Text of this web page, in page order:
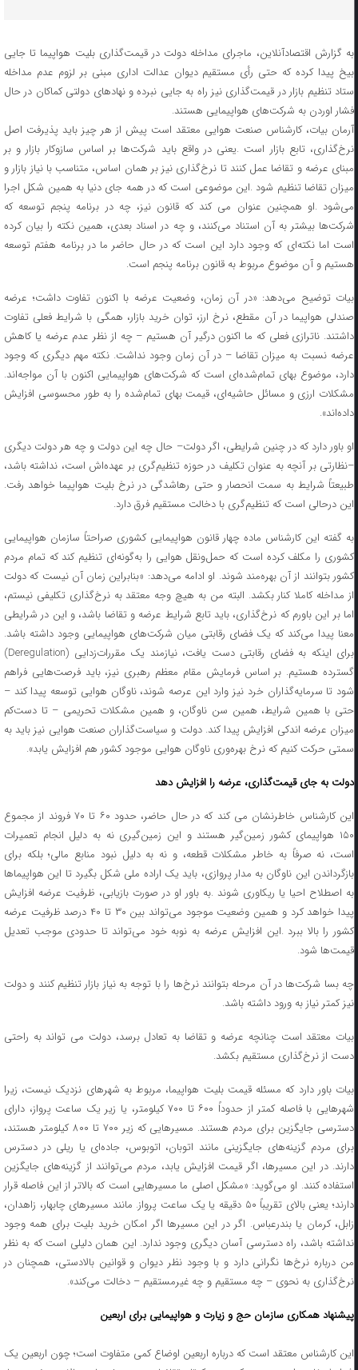
به گزارش اقتصادآنلاین، ماجرای مداخله دولت در قیمتگذاری بلیت هواپیما تا جایی
بیخ پیدا کرده که حتی رأی مستقیم دیوان عدالت اداری مبنی بر لزوم عدم مداخله
ستاد تنظیم بازار در قیمتگذاری نیز راه به جایی نبرده و نهادهای دولتی کماکان در حال
فشار اوردن به شرکتهای هواپیمایی هستند.
آرمان بیات، کارشناس صنعت هوایی معتقد است پیش از هر چیز باید پذیرفت اصل
نرخگذاری، تابع بازار است. یعنی در واقع باید شرکتها بر اساس سازوکار بازار و بر
مبنای عرضه و تقاضا عمل کنند تا نرخگذاری نیز بر همان اساس، متناسب با نیاز بازار و
میزان تقاضا تنظیم شود. این موضوعی است که در همه‌ جای دنیا به همین شکل اجرا
میشود. او همچنین عنوان می کند که قانون نیز، چه در برنامه پنجم توسعه که
شرکتها بیشتر به آن استناد میکنند، و چه در اسناد بعدی، همین نکته را بیان کرده
است اما نکتهای که وجود دارد این است که در حال حاضر ما در برنامه هفتم توسعه
هستیم و آن موضوع مربوط به قانون برنامه پنجم است.
بیات توضیح می‌دهد: «در آن زمان، وضعیت عرضه با اکنون تفاوت داشت؛ عرضه
صندلی هواپیما در آن مقطع، نرخ ارز، توان خرید بازار، همگی با شرایط فعلی تفاوت
داشتند. ناترازی فعلی که ما اکنون درگیر آن هستیم – چه از نظر عدم عرضه یا کاهش
عرضه نسبت به میزان تقاضا – در آن زمان وجود نداشت. نکته مهم دیگری که وجود
دارد، موضوع بهای تمام‌شده‌ای است که شرکت‌های هواپیمایی اکنون با آن مواجه‌اند.
مشکلات ارزی و مسائل حاشیه‌ای، قیمت بهای تمام‌شده را به طور محسوسی افزایش
داده‌اند».
او باور دارد که در چنین شرایطی، اگر دولت– حال چه این دولت و چه هر دولت دیگری
–نظارتی بر آنچه به عنوان تکلیف در حوزه تنظیم‌گری بر عهده‌اش است، نداشته باشد،
طبیعتاً شرایط به سمت انحصار و حتی رهاشدگی در نرخ بلیت هواپیما خواهد رفت.
این درحالی است که تنظیم‌گری با دخالت مستقیم فرق دارد.
به گفته این کارشناس ماده چهار قانون هواپیمایی کشوری صراحتاً سازمان هواپیمایی
کشوری را مکلف کرده است که حمل‌ونقل هوایی را به‌گونه‌ای تنظیم کند که تمام مردم
کشور بتوانند از آن بهره‌مند شوند. او ادامه می‌دهد: «بنابراین زمان آن نیست که دولت
از مداخله کاملا کنار بکشد. البته من به هیچ وجه معتقد به نرخ‌گذاری تکلیفی نیستم،
اما بر این باورم که نرخ‌گذاری، باید تابع شرایط عرضه و تقاضا باشد، و این در شرایطی
معنا پیدا می‌کند که یک فضای رقابتی میان شرکت‌های هواپیمایی وجود داشته باشد.
برای اینکه به فضای رقابتی دست یافت، نیازمند یک مقررات‌زدایی (Deregulation)
گسترده هستیم. بر اساس فرمایش مقام معظم رهبری نیز، باید فرصت‌هایی فراهم
شود تا سرمایه‌گذاران خرد نیز وارد این عرصه شوند، ناوگان هوایی توسعه پیدا کند –
حتی با همین شرایط، همین سن ناوگان، و همین مشکلات تحریمی – تا دست‌کم
میزان عرضه اندکی افزایش پیدا کند. دولت و سیاست‌گذاران صنعت هوایی نیز باید به
سمتی حرکت کنیم که نرخ بهره‌وری ناوگان هوایی موجود کشور هم افزایش یابد».
دولت به جای قیمت‌گذاری، عرضه را افزایش دهد
این کارشناس خاطرنشان می کند که در حال حاضر،
حدود ۶۰ تا ۷۰ فروند از مجموع
۱۵۰ هواپیمای کشور زمین
گیر هستند و این زمینگیری نه به دلیل انجام تعمیرات
است، نه صرفا به خاطر مشکلات قطعه، و نه به دلیل نبود منابع مالی؛ بلکه برای
بازگرداندن این ناوگان به مدار پروازی، باید یک اراده‌ملی شکل بگیرد تا این هواپیماها
به اصطلاح احیا یا ریکاوری شوند. به باور او در صورت بازیابی، ظرفیت عرضه افزایش
پیدا خواهد کرد و همین وضعیت موجود می
تواند بین ۳۰ تا ۴۰ درصد ظرفیت عرضه
کشور را بالا ببرد. این افزایش عرضه به نوبه‌ خود میتواند تا حدودی موجب تعدیل
قیمتها شود.
چه بسا شرکتها در آن مرحله بتوانند نرخها را با توجه به نیاز بازار تنظیم کنند و دولت
نیز کمتر نیاز به ورود داشته باشد.
بیات معتقد است چنانچه عرضه و تقاضا به تعادل برسد، دولت می تواند به راحتی
دست از نرخگذاری مستقیم بکشد.
بیات باور دارد که مسئله قیمت بلیت هواپیما، مربوط به شهر‌های نزدیک نیست، زیرا
شهر‌هایی با فاصله کمتر از حدوداً ۶۰۰ تا ۷۰۰ کیلومتر، یا زیر یک ساعت پرواز، دارای
دسترسی جایگزین برای مردم هستند. مسیر‌هایی که زیر ۷۰۰ تا ۸۰۰ کیلومتر هستند،
برای مردم گزینه‌های جایگزینی مانند اتوبان، اتوبوس، جاده‌ای یا ریلی در دسترس
دارند. در این مسیرها، اگر قیمت افزایش یابد، مردم می‌توانند از گزینه‌های جایگزین
استفاده کنند. او می‌گوید: «مشکل اصلی ما مسیر‌هایی است که بالاتر از این فاصله قرار
دارند؛ یعنی بالای تقریباً ۵۰ دقیقه یا یک ساعت پرواز. مانند مسیر‌های چابهار، زاهدان،
زابل، کرمان یا بندرعباس. اگر در این مسیر‌ها اگر امکان خرید بلیت برای همه وجود
نداشته باشد، راه دسترسی آسان دیگری وجود ندارد. این همان دلیلی است که به نظر
من درباره نرخ‌ها نگرانی دارد و با وجود نظر دیوان و قوانین بالادستی، همچنان در
نرخ‌گذاری به نحوی – چه مستقیم و چه غیرمستقیم – دخالت می‌کند».
پیشنهاد همکاری سازمان حج و زیارت و هواپیمایی برای اربعین
این کارشناس معتقد است که درباره اربعین اوضاع کمی متفاوت است؛ چون اربعین یک